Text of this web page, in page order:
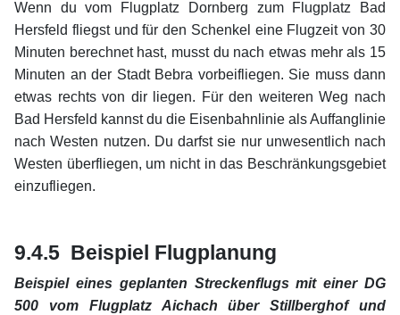
Wenn du vom Flugplatz Dornberg zum Flugplatz Bad
Hersfeld fliegst und für den Schenkel eine Flugzeit von 30
Minuten berechnet hast, musst du nach etwas mehr als 15
Minuten an der Stadt Bebra vorbeifliegen. Sie muss dann
etwas rechts von dir liegen. Für den weiteren Weg nach
Bad Hersfeld kannst du die Eisenbahnlinie als Auffanglinie
nach Westen nutzen. Du darfst sie nur unwesentlich nach
Westen überfliegen, um nicht in das Beschränkungsgebiet
einzufliegen.
9.4.5 Beispiel Flugplanung
Beispiel eines geplanten Streckenflugs mit einer DG
500 vom Flugplatz Aichach über Stillberghof und